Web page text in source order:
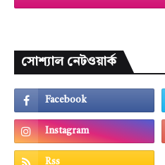
সোশ্যাল নেটওয়ার্ক